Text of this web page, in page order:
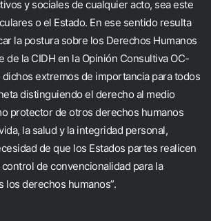
y sociales de cualquier acto, sea este
o el Estado. En ese sentido resulta
la postura sobre los Derechos Humanos
de la CIDH en la Opinión Consultiva OC-
extremos de importancia para todos
distinguiendo el derecho al medio
protector de otros derechos humanos
la salud y la integridad personal,
de que los Estados partes realicen
de convencionalidad para la
los derechos humanos”.